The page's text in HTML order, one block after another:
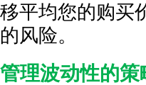
移平均您的购买
的风险。
管理波动性的策